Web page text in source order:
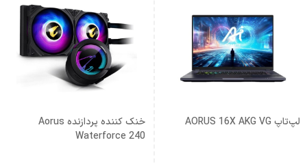
لپ‌تاپ AORUS 16X AKG VG
خنک کننده پردازنده Aorus
Waterforce 240